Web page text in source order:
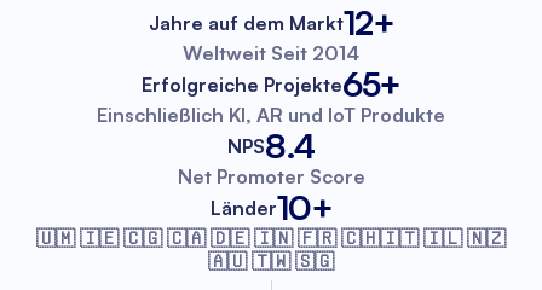
Jahre auf dem Markt12+
Weltweit Seit 2014
Erfolgreiche Projekte65+
Einschließlich KI, AR und IoT Produkte
NPS8.4
Net Promoter Score
Länder10+
🇺🇲 🇮🇪 🇨🇬 🇨🇦 🇩🇪 🇮🇳 🇫🇷🇨🇭🇮🇹 🇮🇱 🇳🇿
🇦🇺 🇹🇼 🇸🇬